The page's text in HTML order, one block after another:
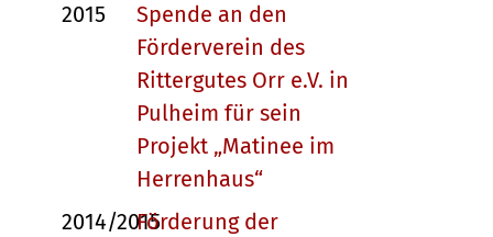
2015
Spende an den
Förderverein des
Rittergutes Orr e.V. in
Pulheim für sein
Projekt „Matinee im
Herrenhaus“
2014/2015Förderung der